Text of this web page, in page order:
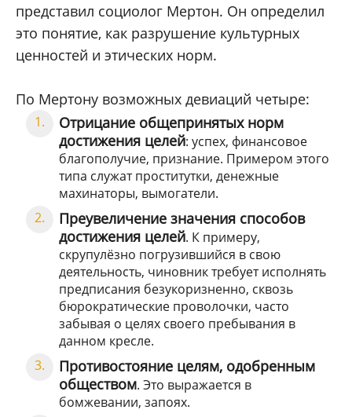
представил социолог Мертон. Он определил
это понятие, как разрушение культурных
ценностей и этических норм.
По Мертону возможных девиаций четыре:
Отрицание общепринятых норм
достижения целей: успех, финансовое
благополучие, признание. Примером этого
типа служат проститутки, денежные
махинаторы, вымогатели.
Преувеличение значения способов
достижения целей. К примеру,
скрупулёзно погрузившийся в свою
деятельность, чиновник требует исполнять
предписания безукоризненно, сквозь
бюрократические проволочки, часто
забывая о целях своего пребывания в
данном кресле.
Противостояние целям, одобренным
обществом. Это выражается в
бомжевании, запоях.